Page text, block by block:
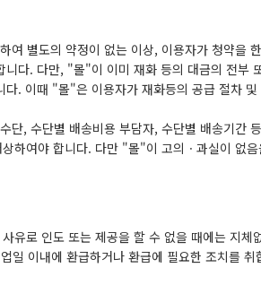
여 별도의 약정이 없는 이상, 이용자가 청약을
다. 다만, "몰"이 이미 재화 등의 대금의 전부
. 이때 "몰"은 이용자가 재화등의 공급 절차
단, 수단별 배송비용 부담자, 수단별 배송기간
하여야 합니다. 다만 "몰"이 고의ㆍ과실이 없
유로 인도 또는 제공을 할 수 없을 때에는 지체
일 이내에 환급하거나 환급에 필요한 조치를 취